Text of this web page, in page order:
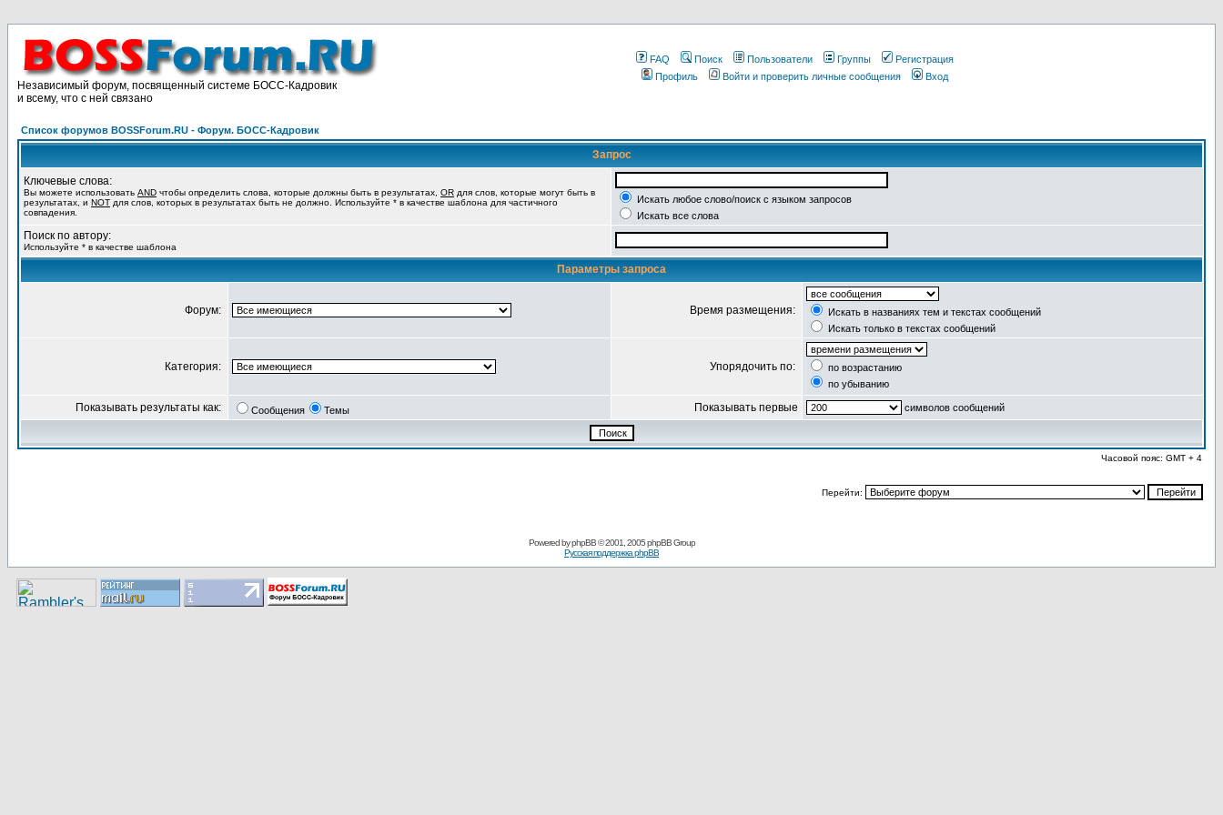
Независимый форум, посвященный системе БОСС-Кадровик
и всему, что с ней связано
FAQ Поиск Пользователи Группы
Регистрация
Профиль
Войти и проверить личные сообщения Вход
Список форумов BOSSForum.RU - Форум. БОСС-Кадровик
Запрос
Ключевые слова:
Вы можете использовать AND чтобы определить слова, которые должны быть в результатах, OR для слов, которые могут быть в
результатах, и NOT для слов, которых в результатах быть не должно. Используйте * в качестве шаблона для частичного
совпадения.
Искать любое слово/поиск с языком запросов
Искать все слова
Поиск по автору:
Используйте * в качестве шаблона
Параметры запроса
Форум: Время размещения:
Искать в названиях тем и текстах сообщений
Искать только в текстах сообщений
Категория: Упорядочить по:
по возрастанию
по убыванию
Показывать результаты как: Сообщения Темы Показывать первые символов сообщений
Часовой пояс: GMT + 4
Перейти:
Pоwerеd byрhpВB© 2001, 2005 рhpВB Grouр
Русская поддержка phрВB